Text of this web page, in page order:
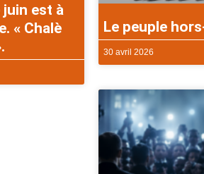
juin est à
« Chalè
Le peuple
30 avril 2026